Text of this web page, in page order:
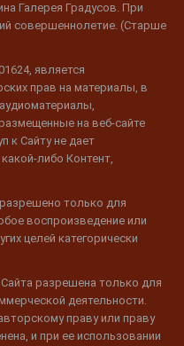
Галерея Градусов. При
совершеннолетие. (Старше
является
прав на материалы, в
на веб-сайте
к Сайту не дает
либо Контент,
только для
воспроизведение или
целей категорически
Сайта разрешена только для
деятельности.
праву или праву
и при ее использовании